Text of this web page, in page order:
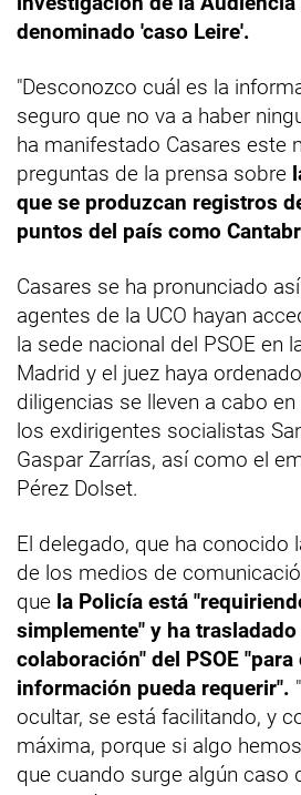
denominado 'caso Leire'.
"Desconozco cuál es la
seguro que no va a haber
ha manifestado Casares este
preguntas de la prensa sobre
que se produzcan registros
puntos del país como
Casares se ha pronunciado
agentes de la UCO hayan
la sede nacional del PSOE en
Madrid y el juez haya
diligencias se lleven a cabo
los exdirigentes socialistas
Gaspar Zarrías, así como el
Pérez Dolset.
El delegado, que ha conocido
de los medios de
que la Policía está
simplemente" y ha
colaboración" del PSOE "para
información pueda requerir".
ocultar, se está facilitando, y
máxima, porque si algo
que cuando surge algún caso